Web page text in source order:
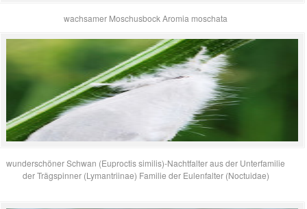
wachsamer Moschusbock Aromia moschata
wunderschöner Schwan (Euproctis similis)-Nachtfalter aus der Unterfamilie
der Trägspinner (Lymantriinae) Familie der Eulenfalter (Noctuidae)